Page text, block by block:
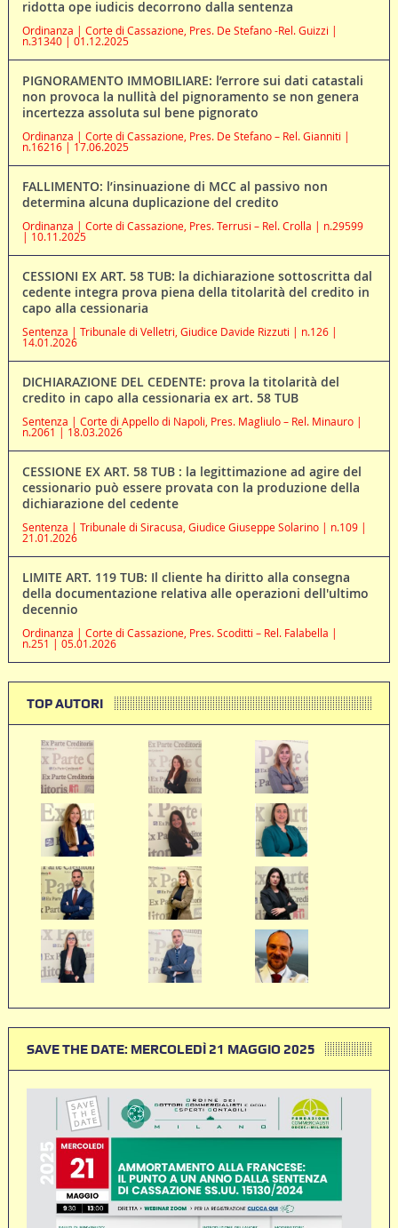
ridotta ope iudicis decorrono dalla sentenza
Ordinanza | Corte di Cassazione, Pres. De Stefano -Rel. Guizzi |
n.31340 | 01.12.2025
PIGNORAMENTO IMMOBILIARE: l’errore sui dati catastali
non provoca la nullità del pignoramento se non genera
incertezza assoluta sul bene pignorato
Ordinanza | Corte di Cassazione, Pres. De Stefano – Rel. Gianniti |
n.16216 | 17.06.2025
FALLIMENTO: l’insinuazione di MCC al passivo non
determina alcuna duplicazione del credito
Ordinanza | Corte di Cassazione, Pres. Terrusi – Rel. Crolla | n.29599
| 10.11.2025
CESSIONI EX ART. 58 TUB: la dichiarazione sottoscritta dal
cedente integra prova piena della titolarità del credito in
capo alla cessionaria
Sentenza | Tribunale di Velletri, Giudice Davide Rizzuti | n.126 |
14.01.2026
DICHIARAZIONE DEL CEDENTE: prova la titolarità del
credito in capo alla cessionaria ex art. 58 TUB
Sentenza | Corte di Appello di Napoli, Pres. Magliulo – Rel. Minauro |
n.2061 | 18.03.2026
CESSIONE EX ART. 58 TUB : la legittimazione ad agire del
cessionario può essere provata con la produzione della
dichiarazione del cedente
Sentenza | Tribunale di Siracusa, Giudice Giuseppe Solarino | n.109 |
21.01.2026
LIMITE ART. 119 TUB: Il cliente ha diritto alla consegna
della documentazione relativa alle operazioni dell'ultimo
decennio
Ordinanza | Corte di Cassazione, Pres. Scoditti – Rel. Falabella |
n.251 | 05.01.2026
TOP AUTORI
SAVE THE DATE: MERCOLEDÌ 21 MAGGIO 2025